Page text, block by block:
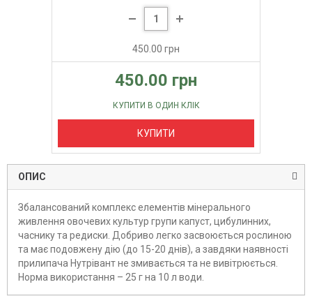
450.00 грн
450.00 грн
КУПИТИ В ОДИН КЛІК
КУПИТИ
ОПИС
Збалансований комплекс елементів мінерального
живлення овочевих культур групи капуст, цибулинних,
часнику та редиски. Добриво легко засвоюється рослиною
та має подовжену дію (до 15-20 днів), а завдяки наявності
прилипача Нутрівант не змивається та не вивітрюється.
Норма використання – 25 г на 10 л води.